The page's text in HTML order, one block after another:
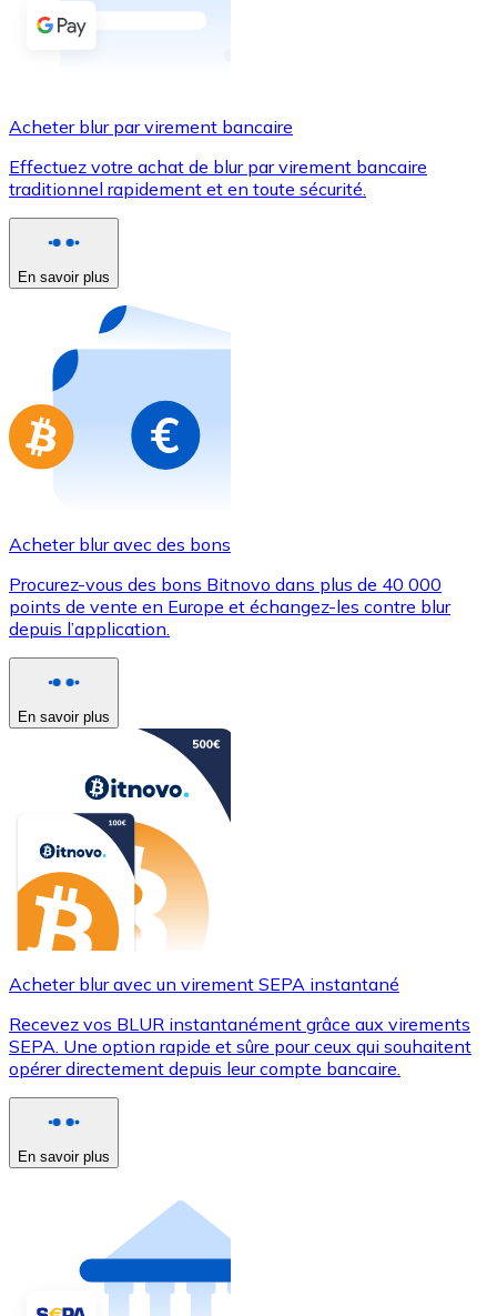
Virement SEPA
Utilisez les cartes Visa et Mastercard pour acheter
Acheter avec carte
Nouveau
Achetez des cartes-cadeaux de vos marques
Aller à la boutique de cartes-cadeaux
Acheter blur par virement bancaire
Effectuez votre achat de blur par virement bancaire
traditionnel rapidement et en toute sécurité.
En savoir plus
Acheter blur avec des bons
Procurez-vous des bons Bitnovo dans plus de 40 000
points de vente en Europe et échangez-les contre blur
depuis l’application.
En savoir plus
Acheter blur avec un virement SEPA instantané
Recevez vos BLUR instantanément grâce aux virements
SEPA. Une option rapide et sûre pour ceux qui souhaitent
opérer directement depuis leur compte bancaire.
En savoir plus